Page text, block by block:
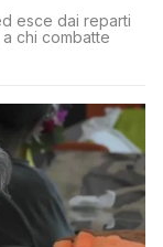
esce dai reparti
chi combatte